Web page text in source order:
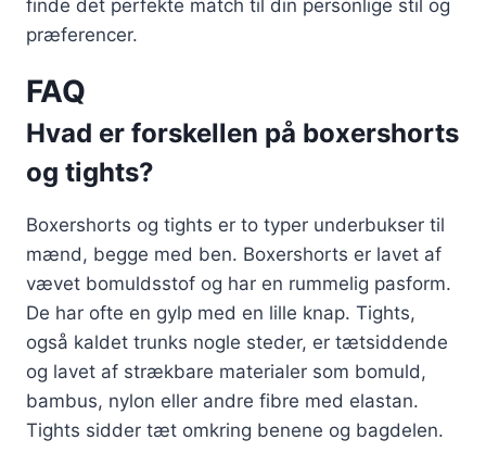
finde det perfekte match til din personlige stil og
præferencer.
FAQ
Hvad er forskellen på boxershorts
og tights?
Boxershorts og tights er to typer underbukser til
mænd, begge med ben. Boxershorts er lavet af
vævet bomuldsstof og har en rummelig pasform.
De har ofte en gylp med en lille knap. Tights,
også kaldet trunks nogle steder, er tætsiddende
og lavet af strækbare materialer som bomuld,
bambus, nylon eller andre fibre med elastan.
Tights sidder tæt omkring benene og bagdelen.